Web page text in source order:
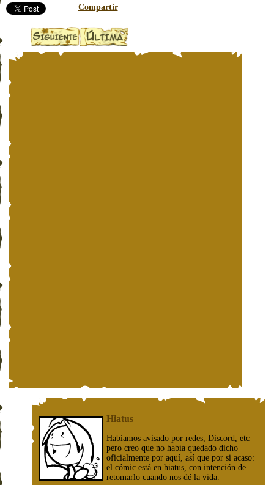
Compartir
Hiatus
Habíamos avisado por redes, Discord, etc
pero creo que no había quedado dicho
oficialmente por aquí, así que por si acaso:
el cómic está en hiatus, con intención de
retomarlo cuando nos dé la vida.